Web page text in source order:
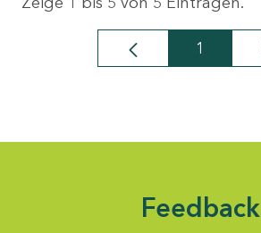
Seite
1
Feedback